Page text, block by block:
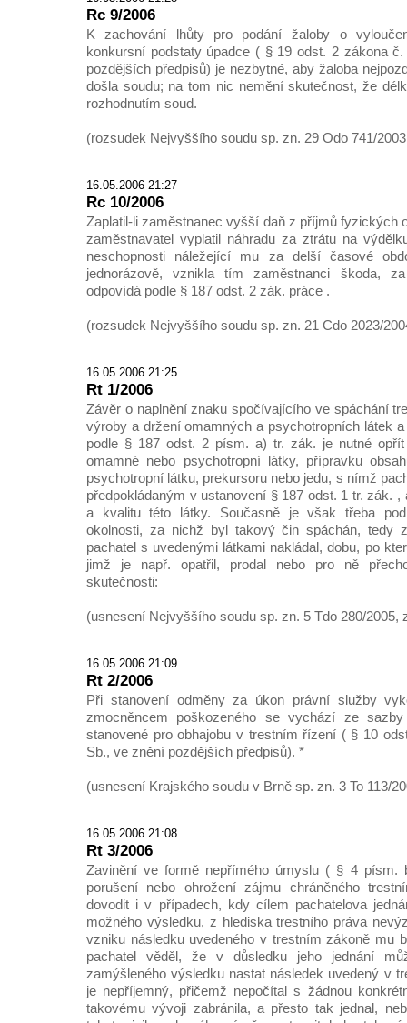
Rc 9/2006
K zachování lhůty pro podání žaloby o
konkursní podstaty úpadce ( § 19 odst. 2 zákona
pozdějších předpisů) je nezbytné, aby žaloba
došla soudu; na tom nic nemění skutečnost, že
rozhodnutím soud.
(rozsudek Nejvyššího soudu sp. zn. 29 Odo 741/
16.05.2006 21:27
Rc 10/2006
Zaplatil-li zaměstnanec vyšší daň z příjmů fyzických
zaměstnavatel vyplatil náhradu za ztrátu na
neschopnosti náležející mu za delší časové
jednorázově, vznikla tím zaměstnanci škoda,
odpovídá podle § 187 odst. 2 zák. práce .
(rozsudek Nejvyššího soudu sp. zn. 21 Cdo 2023/
16.05.2006 21:25
Rt 1/2006
Závěr o naplnění znaku spočívajícího ve spáchání
výroby a držení omamných a psychotropních látek
podle § 187 odst. 2 písm. a) tr. zák. je nutné
omamné nebo psychotropní látky, přípravku
psychotropní látku, prekursoru nebo jedu, s nímž
předpokládaným v ustanovení § 187 odst. 1 tr. zák. ,
a kvalitu této látky. Současně je však třeba
okolnosti, za nichž byl takový čin spáchán, tedy
pachatel s uvedenými látkami nakládal, dobu, po
jimž je např. opatřil, prodal nebo pro ně
skutečnosti:
(usnesení Nejvyššího soudu sp. zn. 5 Tdo 280/2005,
16.05.2006 21:09
Rt 2/2006
Při stanovení odměny za úkon právní služby
zmocněncem poškozeného se vychází ze
stanovené pro obhajobu v trestním řízení ( § 10
Sb., ve znění pozdějších předpisů). *
(usnesení Krajského soudu v Brně sp. zn. 3 To 113/
16.05.2006 21:08
Rt 3/2006
Zavinění ve formě nepřímého úmyslu ( § 4
porušení nebo ohrožení zájmu chráněného
dovodit i v případech, kdy cílem pachatelova
možného výsledku, z hlediska trestního práva
vzniku následku uvedeného v trestním zákoně mu
pachatel věděl, že v důsledku jeho jednání
zamýšleného výsledku nastat následek uvedený v
je nepříjemný, přičemž nepočítal s žádnou
takovému vývoji zabránila, a přesto tak jednal,